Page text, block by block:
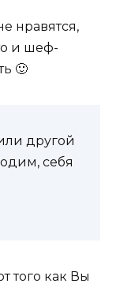
нравятся,
и шеф-
🙂
другой
себя
того как Вы